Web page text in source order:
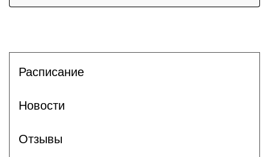
Расписание
Новости
Отзывы